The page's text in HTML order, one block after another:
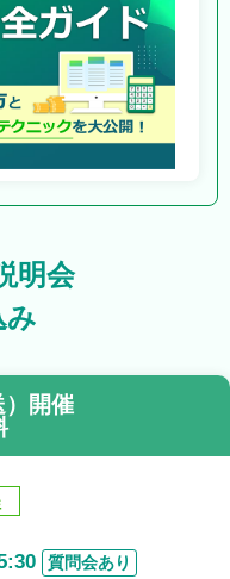
明会
み
開催
質問会あり